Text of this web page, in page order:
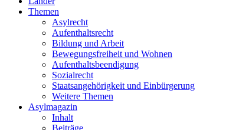
Themen
Asylrecht
Aufenthaltsrecht
Bildung und Arbeit
Bewegungsfreiheit und Wohnen
Aufenthaltsbeendigung
Sozialrecht
Staatsangehörigkeit und Einbürgerung
Weitere Themen
Asylmagazin
Inhalt
Beiträge